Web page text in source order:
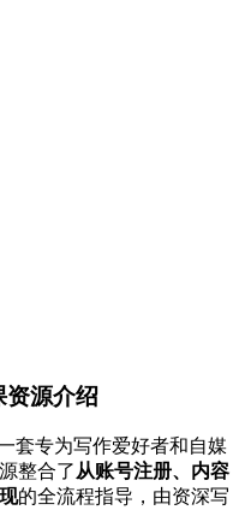
资源介绍
套专为写作爱好者和自媒
整合了 从账号注册、内容
的全流程指导，由资深写